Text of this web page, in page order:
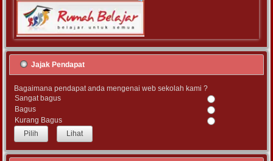
Jajak Pendapat
Bagaimana pendapat anda mengenai web sekolah kami ?
Sangat bagus
Bagus
Kurang Bagus
Lihat